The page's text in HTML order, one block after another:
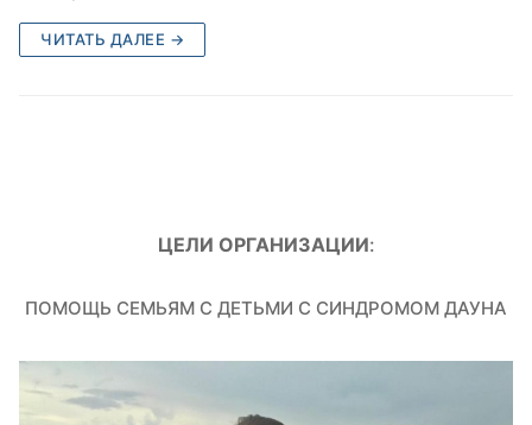
ЧИТАТЬ ДАЛЕЕ →
ЦЕЛИ ОРГАНИЗАЦИИ:
ПОМОЩЬ СЕМЬЯМ С ДЕТЬМИ С СИНДРОМОМ ДАУНА